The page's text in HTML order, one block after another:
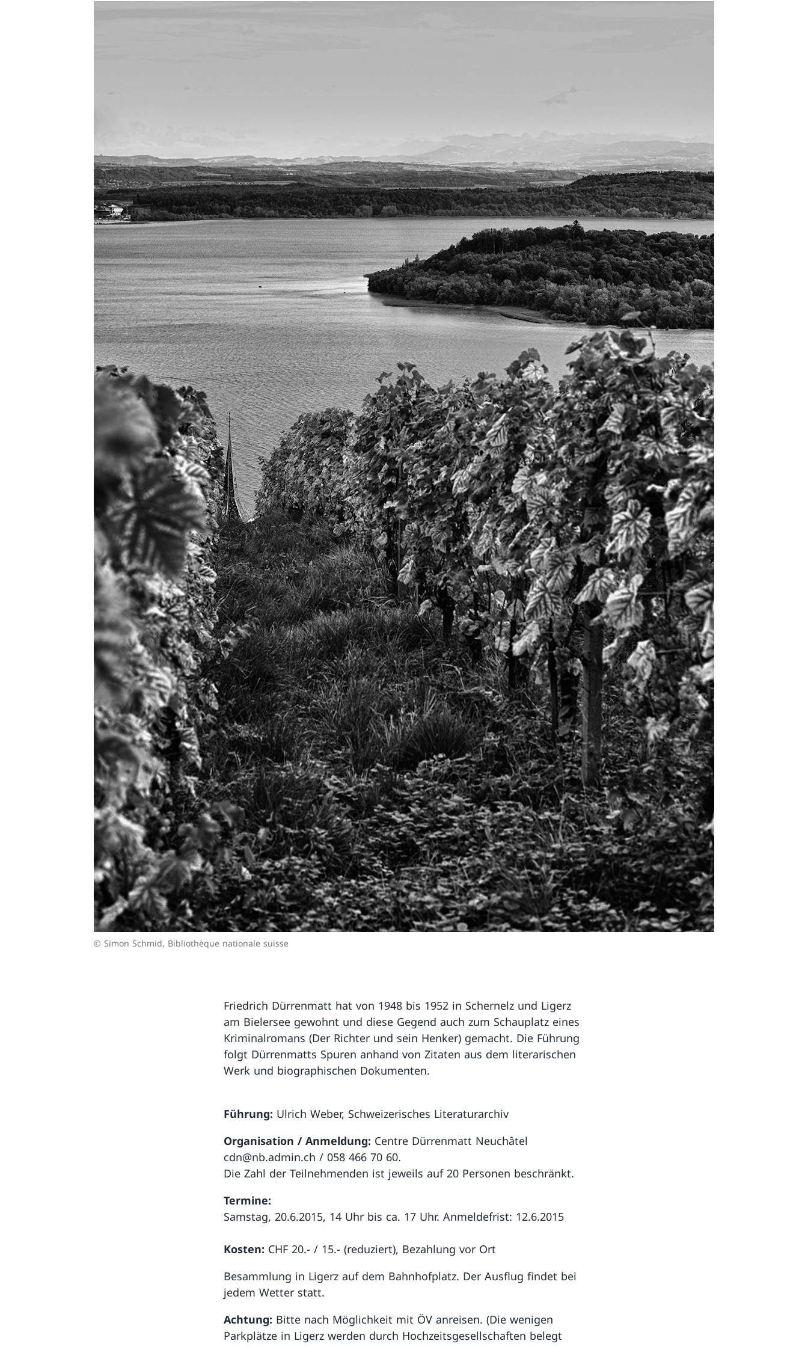
© Simon Schmid, Bibliothèque nationale suisse
Friedrich Dürrenmatt hat von 1948 bis 1952 in Schernelz und Ligerz
am Bielersee gewohnt und diese Gegend auch zum Schauplatz eines
Kriminalromans (Der Richter und sein Henker) gemacht. Die Führung
folgt Dürrenmatts Spuren anhand von Zitaten aus dem literarischen
Werk und biographischen Dokumenten.
Führung: Ulrich Weber, Schweizerisches Literaturarchiv
Organisation / Anmeldung: Centre Dürrenmatt Neuchâtel
cdn@nb.admin.ch / 058 466 70 60.
Die Zahl der Teilnehmenden ist jeweils auf 20 Personen beschränkt.
Termine:
Samstag, 20.6.2015, 14 Uhr bis ca. 17 Uhr. Anmeldefrist: 12.6.2015
Kosten: CHF 20.- / 15.- (reduziert), Bezahlung vor Ort
Besammlung in Ligerz auf dem Bahnhofplatz. Der Ausflug findet bei
jedem Wetter statt.
Achtung: Bitte nach Möglichkeit mit ÖV anreisen. (Die wenigen
Parkplätze in Ligerz werden durch Hochzeitsgesellschaften belegt